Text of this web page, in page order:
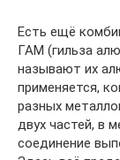
Есть ещё
ГАМ (гильза
называют их
применяется,
разных
двух частей, в
соединение